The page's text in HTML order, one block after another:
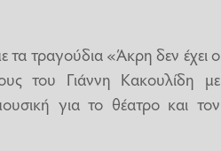
τραγούδια «Άκρη δεν έχει ο
του Γιάννη Κακουλίδη με
για το θέατρο και τον